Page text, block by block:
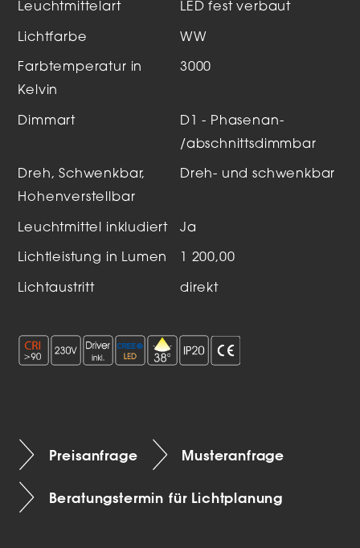
Leuchtmittelart LED fest verbaut
Lichtfarbe WW
Farbtemperatur in
Kelvin
3000
Dimmart
D1 - Phasenan-
/abschnittsdimmbar
Dreh, Schwenkbar,
Hohenverstellbar
Dreh- und schwenkbar
Leuchtmittel inkludiert Ja
Lichtleistung in Lumen 1 200,00
Lichtaustritt direkt
Preisanfrage Musteranfrage
Beratungstermin für Lichtplanung